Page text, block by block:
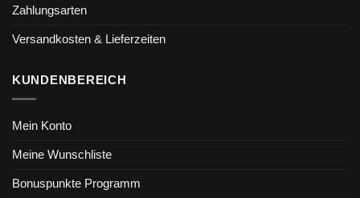
Zahlungsarten
Versandkosten & Lieferzeiten
KUNDENBEREICH
Mein Konto
Meine Wunschliste
Bonuspunkte Programm